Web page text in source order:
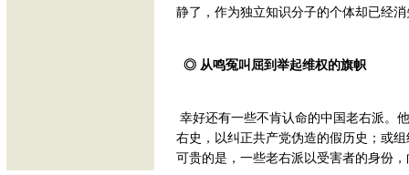
静了，作为独立知识分子的个体却已经消
◎ 从鸣冤叫屈到举起维权的旗帜
幸好还有一些不肯认命的中国老右派。
右史，以纠正共产党伪造的假历史；或
可贵的是，一些老右派以受害者的身份